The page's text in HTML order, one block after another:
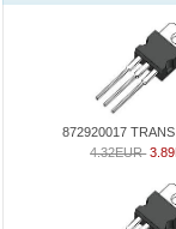
872920017 TRANS
4.32EUR